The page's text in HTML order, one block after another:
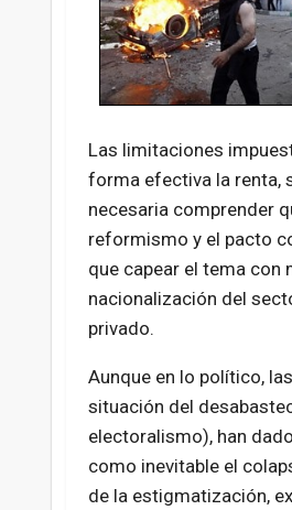
Las limitaciones
forma efectiva la renta,
necesaria comprender
reformismo y el pacto
que capear el tema
nacionalización del
privado.
Aunque en lo político,
situación del
electoralismo), han
como inevitable el
de la estigmatización,